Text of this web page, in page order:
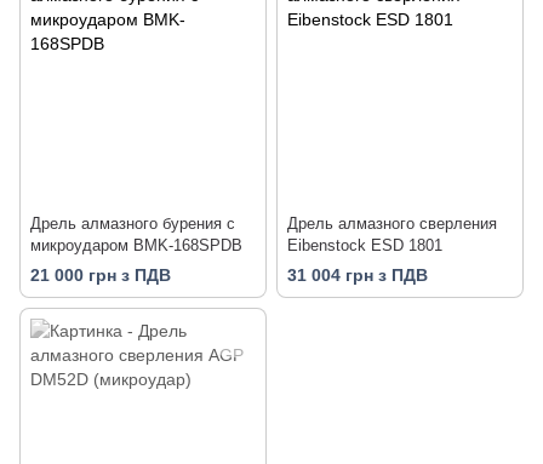
Дрель алмазного бурения с
микроударом BMK-168SPDB
21 000 грн з ПДВ
Дрель алмазного сверления
Eibenstock ESD 1801
31 004 грн з ПДВ